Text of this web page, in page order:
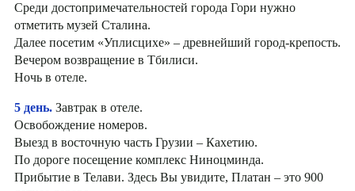
Среди достопримечательностей города Гори нужно
отметить музей Сталина.
Далее посетим «Уплисцихе» – древнейший город-крепость.
Вечером возвращение в Тбилиси.
Ночь в отеле.
5 день. Завтрак в отеле.
Освобождение номеров.
Выезд в восточную часть Грузии – Кахетию.
По дороге посещение комплекс Ниноцминда.
Прибытие в Телави. Здесь Вы увидите, Платан – это 900